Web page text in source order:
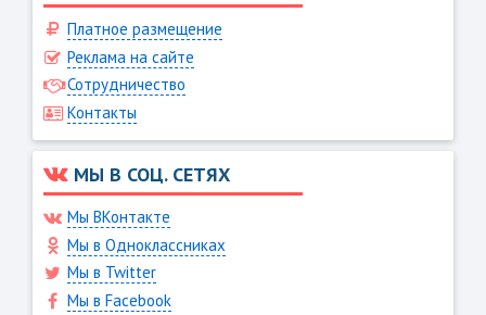
Платное размещение
Реклама на сайте
Сотрудничество
Контакты
МЫ В СОЦ. СЕТЯХ
Мы ВКонтакте
Мы в Одноклассниках
Мы в Twitter
Мы в Facebook